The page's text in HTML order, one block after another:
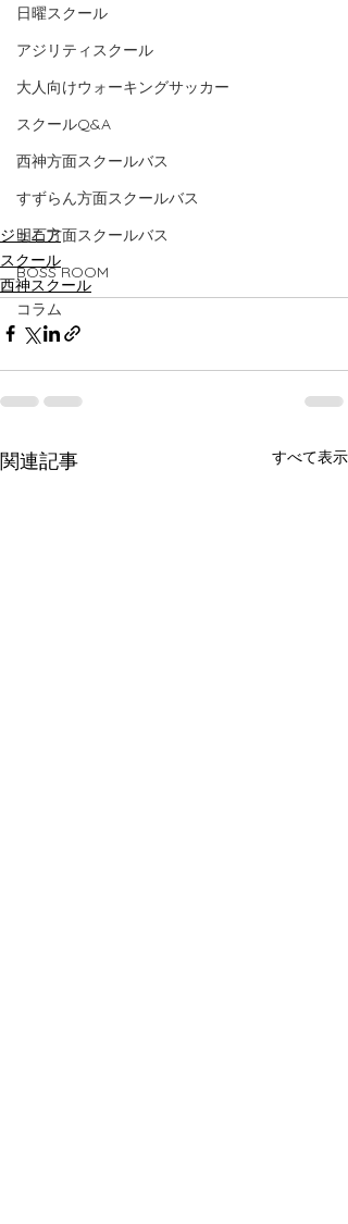
日曜スクール
アジリティスクール
大人向けウォーキングサッカー
スクールQ&A
西神方面スクールバス
すずらん方面スクールバス
明石方面スクールバス
BOSS ROOM
コラム
ジュニア
スクール
西神スクール
関連記事 すべて表示